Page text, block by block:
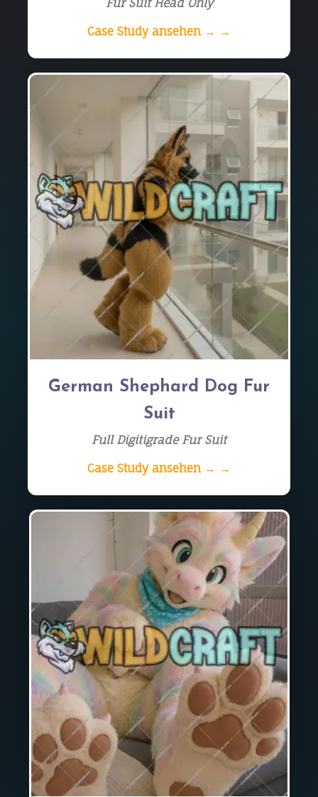
Fur Suit Head Only
Case Study ansehen → →
German Shephard Dog Fur
Suit
Full Digitigrade Fur Suit
Case Study ansehen → →